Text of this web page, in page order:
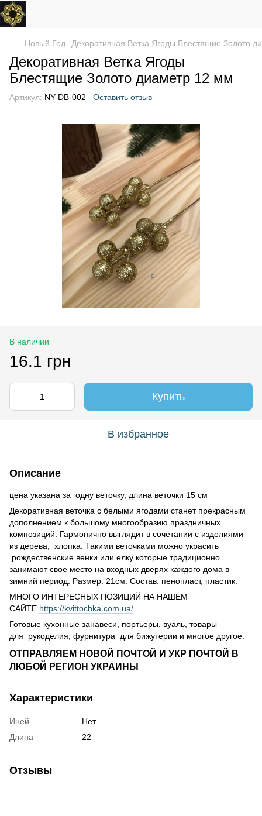
Новый Год Декоративная Ветка Ягоды Блестящие Золото
Декоративная Ветка Ягоды
Блестящие Золото диаметр 12 мм
Артикул: NY-DB-002 Оставить отзыв
В наличии
16.1 грн
Купить
В избранное
Описание
цена указана за одну веточку, длина веточки 15 см
Декоративная веточка с белыми ягодами станет прекрасным
дополнением к большому многообразию праздничных
композиций. Гармонично выглядит в сочетании с изделиями
из дерева, хлопка. Такими веточками можно украсить
рождественские венки или елку которые традиционно
занимают свое место на входных дверях каждого дома в
зимний период. Размер: 21см. Состав: пенопласт, пластик.
МНОГО ИНТЕРЕСНЫХ ПОЗИЦИЙ НА НАШЕМ
САЙТЕ https://kvittochka.com.ua/
Готовые кухонные занавеси, портьеры, вуаль, товары
для рукоделия, фурнитура для бижутерии и многое другое.
ОТПРАВЛЯЕМ НОВОЙ ПОЧТОЙ И УКР ПОЧТОЙ В
ЛЮБОЙ РЕГИОН УКРАИНЫ
Характеристики
Иней
Нет
Длина
22
Отзывы